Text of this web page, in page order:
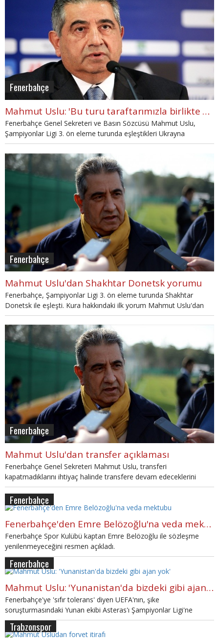
Fenerbahçe
Mahmut Uslu: 'Bu turu taraftarımızla birlikte geçeceğiz"
Fenerbahçe Genel Sekreteri ve Basın Sözcüsü Mahmut Uslu,
Şampiyonlar Ligi 3. ön eleme turunda eşleştikleri Ukrayna
temsilcisi Shakhtar Donetsk takımının saygı duyulacak bir takım
olduğunu söyledi.
Fenerbahçe
Mahmut Uslu'dan Shakhtar Donetsk yorumu
Fenerbahçe, Şampiyonlar Ligi 3. ön eleme turunda Shakhtar
Donetsk ile eşleşti. Kura hakkındaki ilk yorum Mahmut Uslu'dan
geldi.
Fenerbahçe
Mahmut Uslu'dan transfer açıklaması
Fenerbahçe Genel Sekreteri Mahmut Uslu, transferi
kapatmadıklarını ihtiyaç halinde transfere devam edeceklerini
söyledi.
Fenerbahçe
Fenerbahçe'den Emre Belözoğlu'na veda mektubu
Fenerbahçe Spor Kulübü kaptan Emre Belözoğlu ile sözleşme
yenilenmeyeceğini resmen açıkladı.
Fenerbahçe
Mahmut Uslu: 'Yunanistan'da bizdeki gibi ajan yok'
Fenerbahçe'ye 'sıfır tolerans' diyen UEFA'nın, şike
soruşturmasındaki Yunan ekibi Asteras'ı Şampiyonlar Ligi'ne
almasını Mahmut Uslu bu sözlerle yorumladı.
Trabzonspor